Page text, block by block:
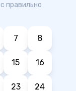
правильно
7 8
15 16
23 24